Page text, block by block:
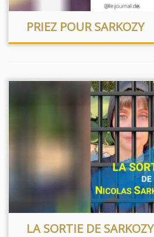
PRIEZ POUR SARKOZY
LA SORTIE DE SARKOZY